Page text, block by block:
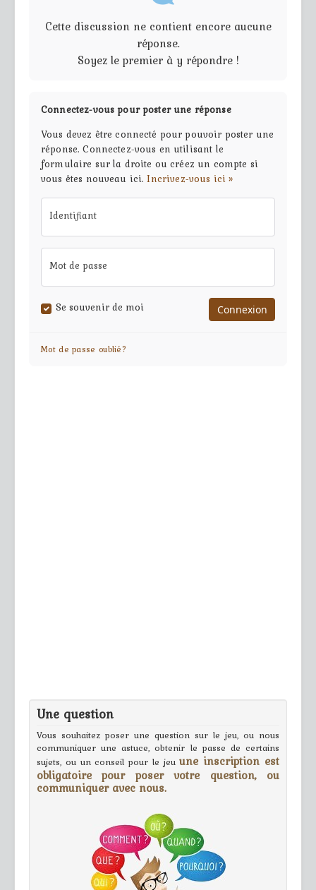
Cette discussion ne contient encore aucune
réponse.
Soyez le premier à y répondre !
Connectez-vous pour poster une réponse
Vous devez être connecté pour pouvoir poster une
réponse. Connectez-vous en utilisant le
formulaire sur la droite ou créez un compte si
vous êtes nouveau ici.Incrivez-vous ici »
Identifiant
Mot de passe
Se souvenir de moi
Mot de passe oublié?
Une question
Vous souhaitez poser une question sur le jeu, ou nous
communiquer une astuce, obtenir le passe de certains
sujets, ou un conseil pour le jeuune inscription est
obligatoire pour poser votre question, ou
communiquer avec nous.